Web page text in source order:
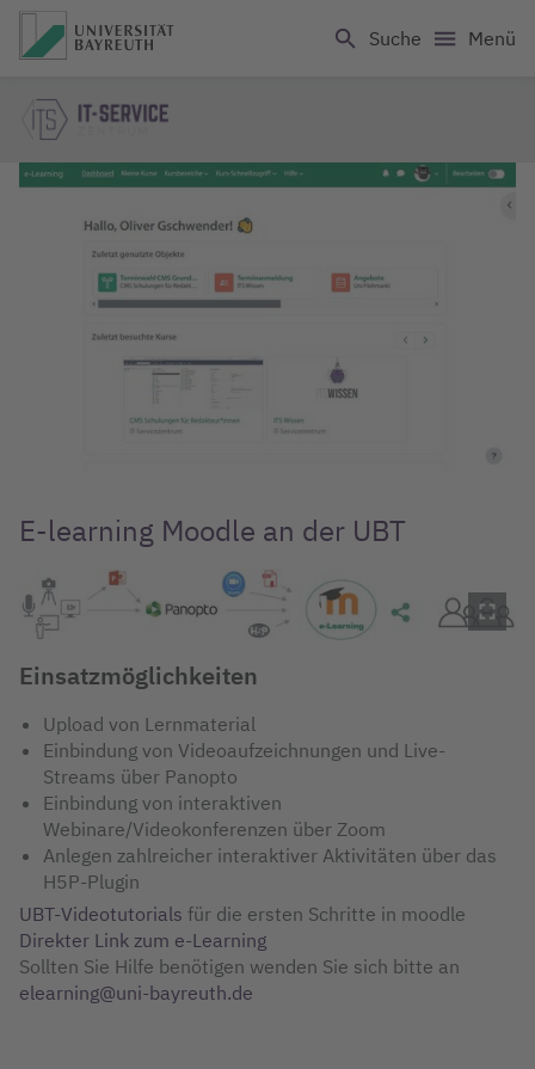
Suche
Menü
E-learning Moodle an der UBT
Einsatzmöglichkeiten
Upload von Lernmaterial
Einbindung von Videoaufzeichnungen und Live-
Streams über Panopto
Einbindung von interaktiven
Webinare/Videokonferenzen über Zoom
Anlegen zahlreicher interaktiver Aktivitäten über das
H5P-Plugin
UBT-Videotutorials für die ersten Schritte in moodle
Direkter Link zum e-Learning
Sollten Sie Hilfe benötigen wenden Sie sich bitte an
elearning@uni-bayreuth.de